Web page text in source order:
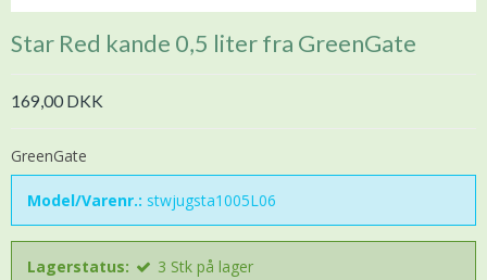
Star Red kande 0,5 liter fra GreenGate
169,00 DKK
GreenGate
Model/Varenr.: stwjugsta1005L06
Lagerstatus: 3 Stk på lager